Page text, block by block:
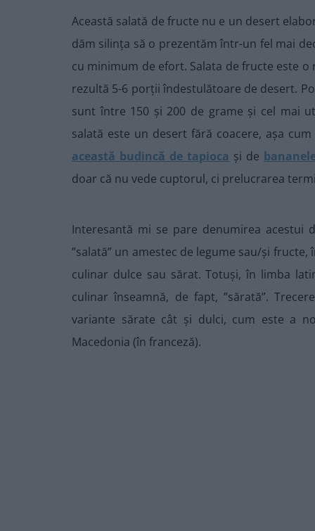
Această salată de fructe nu e un desert
dăm silința să o prezentăm într-un fel mai
cu minimum de efort. Salata de fructe este
rezultă 5-6 porții îndestulătoare de desert.
sunt între 150 și 200 de grame și cel mai
salată este un desert fără coacere, așa cum
această budincă de tapioca și de
doar că nu vede cuptorul, ci prelucrarea
Interesantă mi se pare denumirea acestui
”salată” un amestec de legume sau/și
culinar dulce sau sărat. Totuși, în limba
culinar înseamnă, de fapt, ”sărată”.
variante sărate cât și dulci, cum este a
Macedonia (în franceză).